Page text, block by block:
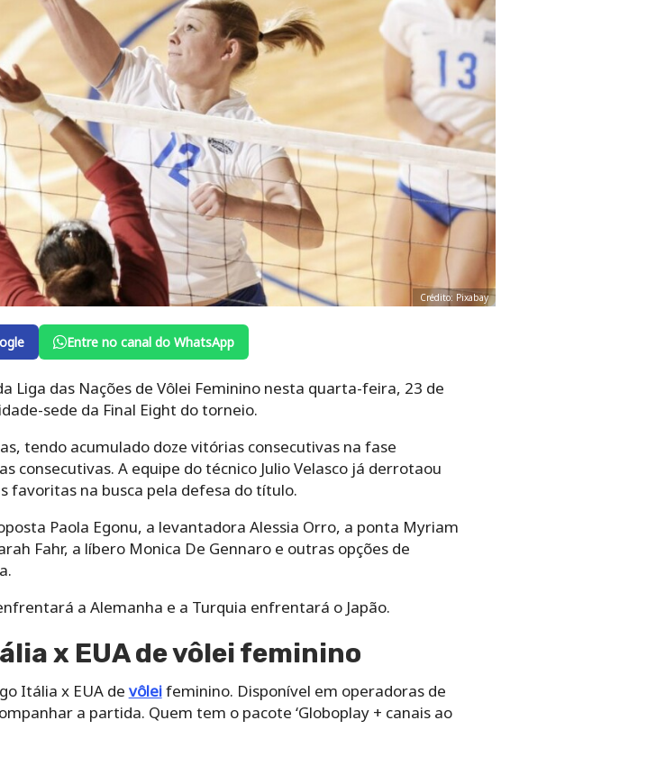
Crédito: Pixabay
Entre no canal do WhatsApp
Liga das Nações de Vôlei Feminino nesta quarta-feira, 23 de
sede da Final Eight do torneio.
tendo acumulado doze vitórias consecutivas na fase
consecutivas. A equipe do técnico Julio Velasco já derrotaou
favoritas na busca pela defesa do título.
Paola Egonu, a levantadora Alessia Orro, a ponta Myriam
Fahr, a líbero Monica De Gennaro e outras opções de
a Alemanha e a Turquia enfrentará o Japão.
x EUA de vôlei feminino
Itália x EUA de vôleifeminino. Disponível em operadoras de
a partida. Quem tem o pacote ‘Globoplay + canais ao